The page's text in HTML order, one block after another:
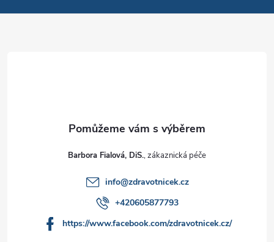
Barbora Fialová, DiS.
info@zdravotnicek.cz
+420605877793
https://www.facebook.com/zdravotnicek.cz/